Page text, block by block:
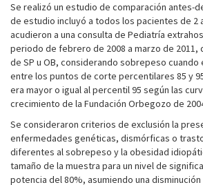
Se realizó un estudio de comparación antes-
de estudio incluyó a todos los pacientes de 2
acudieron a una consulta de Pediatría
periodo de febrero de 2008 a marzo de 2011,
de SP u OB, considerando sobrepeso cuando
entre los puntos de corte percentilares 85 y
era mayor o igual al percentil 95 según las
crecimiento de la Fundación Orbegozo de
Se consideraron criterios de exclusión la
enfermedades genéticas, dismórficas o
diferentes al sobrepeso y la obesidad
tamaño de la muestra para un nivel de
potencia del 80%, asumiendo una